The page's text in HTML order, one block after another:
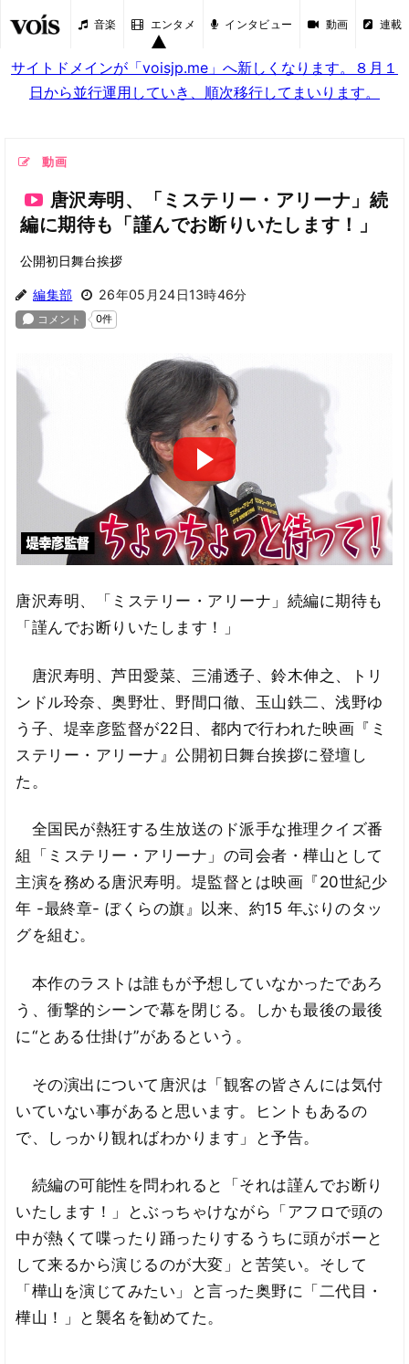
音楽 エンタメ インタビュー 動画 連載
サイトドメインが「voisjp.me」へ新しくなります。８月１
日から並行運用していき、順次移行してまいります。
動画
唐沢寿明、「ミステリー・アリーナ」続
編に期待も「謹んでお断りいたします！」
公開初日舞台挨拶
編集部 26年05月24日13時46分
唐沢寿明、「ミステリー・アリーナ」続編に期待も
「謹んでお断りいたします！」
唐沢寿明、芦田愛菜、三浦透子、鈴木伸之、トリ
ンドル玲奈、奥野壮、野間口徹、玉山鉄二、浅野ゆ
う子、堤幸彦監督が22日、都内で行われた映画『ミ
ステリー・アリーナ』公開初日舞台挨拶に登壇し
た。
全国民が熱狂する生放送のド派手な推理クイズ番
組「ミステリー・アリーナ」の司会者・樺山として
主演を務める唐沢寿明。堤監督とは映画『20世紀少
年 -最終章- ぼくらの旗』以来、約15 年ぶりのタッ
グを組む。
本作のラストは誰もが予想していなかったであろ
う、衝撃的シーンで幕を閉じる。しかも最後の最後
に“とある仕掛け”があるという。
その演出について唐沢は「観客の皆さんには気付
いていない事があると思います。ヒントもあるの
で、しっかり観ればわかります」と予告。
続編の可能性を問われると「それは謹んでお断り
いたします！」とぶっちゃけながら「アフロで頭の
中が熱くて喋ったり踊ったりするうちに頭がボーと
して来るから演じるのが大変」と苦笑い。そして
「樺山を演じてみたい」と言った奥野に「二代目・
樺山！」と襲名を勧めてた。